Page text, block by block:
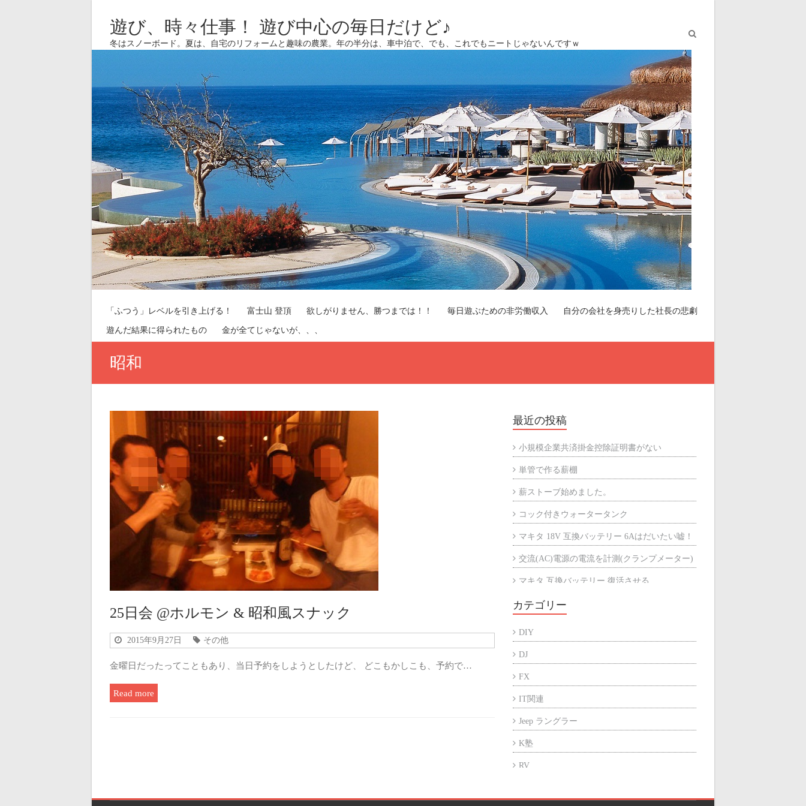
遊び、時々仕事！ 遊び中心の毎日だけど♪
冬はスノーボード。夏は、自宅のリフォームと趣味の農業。年の半分は、車中泊で、でも、これでもニートじゃないんですｗ
「ふつう」レベルを引き上げる！ 富士山 登頂 欲しがりません、勝つまでは！！ 毎日遊ぶための非労働収入 自分の会社を身売りした社長の悲劇
遊んだ結果に得られたもの 金が全てじゃないが、、、
昭和
25日会 @ホルモン & 昭和風スナック
2015年9月27日 その他
金曜日だったってこともあり、当日予約をしようとしたけど、 どこもかしこも、予約で…
Read more
最近の投稿
小規模企業共済掛金控除証明書がない
単管で作る薪棚
薪ストーブ始めました。
コック付きウォータータンク
マキタ 18V 互換バッテリー 6Aはだいたい嘘！
交流(AC)電源の電流を計測(クランプメーター)
マキタ 互換バッテリー 復活させる
マキタ 互換バッテリーが充電できない
カテゴリー
DIY
DJ
FX
IT関連
Jeep ラングラー
K塾
RV